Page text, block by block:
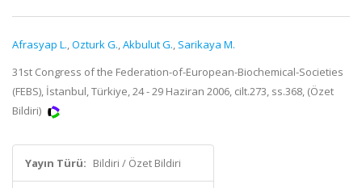
Afrasyap L.,Ozturk G.,Akbulut G., Sarikaya M.
31st Congress of the Federation-of-European-Biochemical-Societies
(FEBS), İstanbul, Türkiye, 24 - 29 Haziran 2006, cilt.273, ss.368, (Özet
Bildiri)
Yayın Türü: Bildiri / Özet Bildiri